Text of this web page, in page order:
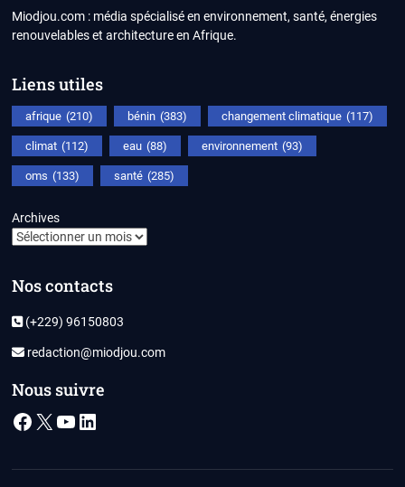
Miodjou.com : média spécialisé en environnement, santé, énergies
renouvelables et architecture en Afrique.
Liens utiles
afrique (210) bénin (383) changement climatique (117)
climat (112) eau (88) environnement (93)
oms (133) santé (285)
Archives
Nos contacts
(+229) 96150803
redaction@miodjou.com
Nous suivre
Facebook
X YouTube
LinkedIn